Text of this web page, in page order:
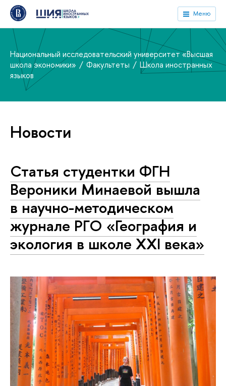
Меню
Национальный исследовательский университет «Высшая
школа экономики»
Факультеты
Школа иностранных
языков
Новости
Статья студентки ФГН
Вероники Минаевой вышла
в научно-методическом
журнале РГО «География и
экология в школе XXI века»